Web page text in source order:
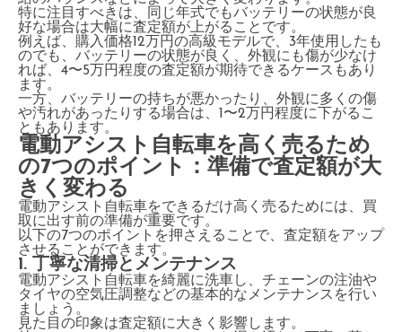
特に注目すべきは、同じ年式でもバッテリーの状態が良
好な場合は大幅に査定額が上がることです。
例えば、購入価格12万円の高級モデルで、3年使用したも
のでも、バッテリーの状態が良く、外観にも傷が少なけ
れば、4〜5万円程度の査定額が期待できるケースもあり
ます。
一方、バッテリーの持ちが悪かったり、外観に多くの傷
や汚れがあったりする場合は、1〜2万円程度に下がるこ
ともあります。
電動アシスト自転車を高く売るため
の7つのポイント：準備で査定額が大
きく変わる
電動アシスト自転車をできるだけ高く売るためには、買
取に出す前の準備が重要です。
以下の7つのポイントを押さえることで、査定額をアップ
させることができます。
1. 丁寧な清掃とメンテナンス
電動アシスト自転車を綺麗に洗車し、チェーンの注油や
タイヤの空気圧調整などの基本的なメンテナンスを行い
ましょう。
見た目の印象は査定額に大きく影響します。